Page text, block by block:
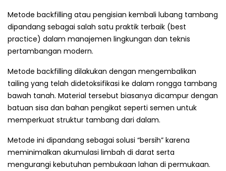
Metode backfilling atau pengisian kembali lubang tambang
dipandang sebagai salah satu praktik terbaik (best
practice) dalam manajemen lingkungan dan teknis
pertambangan modern.
Metode backfilling dilakukan dengan mengembalikan
tailing yang telah didetoksifikasi ke dalam rongga tambang
bawah tanah. Material tersebut biasanya dicampur dengan
batuan sisa dan bahan pengikat seperti semen untuk
memperkuat struktur tambang dari dalam.
Metode ini dipandang sebagai solusi “bersih” karena
meminimalkan akumulasi limbah di darat serta
mengurangi kebutuhan pembukaan lahan di permukaan.